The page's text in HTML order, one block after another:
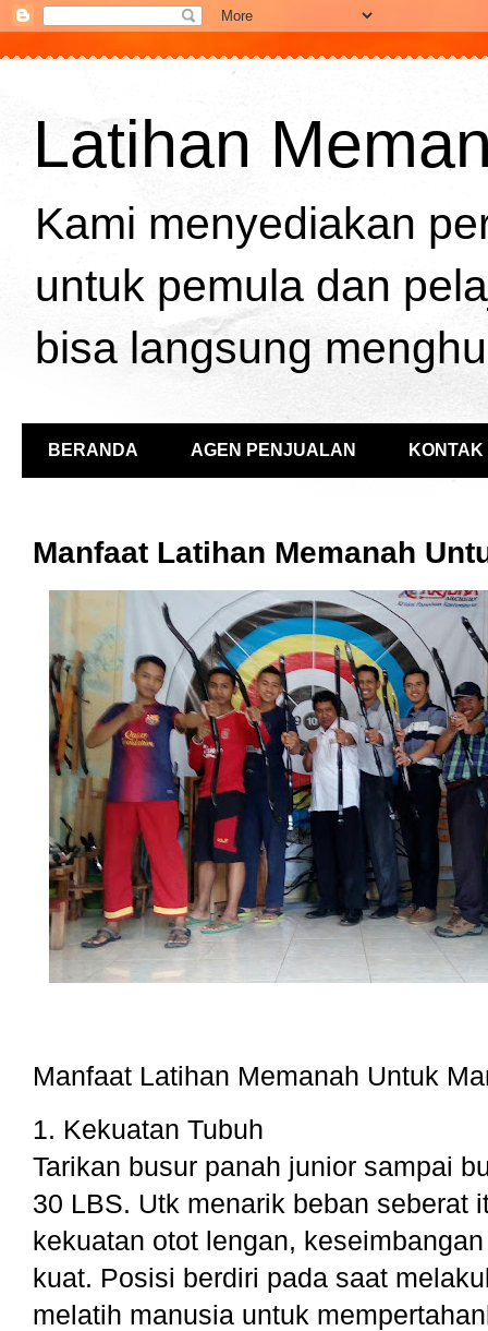
Latihan
Kami menyediakan
untuk pemula dan
bisa langsung
BERANDA AGEN PENJUALAN
Manfaat Latihan Memanah
Manfaat Latihan Memanah Untuk
1. Kekuatan Tubuh
Tarikan busur panah junior sampai
30 LBS. Utk menarik beban seberat
kekuatan otot lengan,
kuat. Posisi berdiri pada saat
melatih manusia untuk